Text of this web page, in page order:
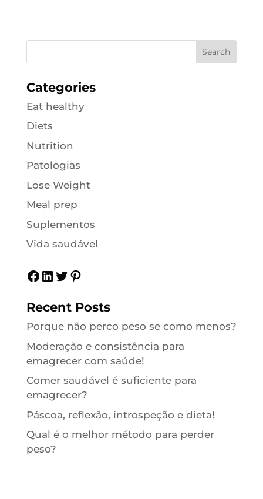
Categories
Eat healthy
Diets
Nutrition
Patologias
Lose Weight
Meal prep
Suplementos
Vida saudável
Facebook
LinkedIn
Twitter
Pinterest
Recent Posts
Porque não perco peso se como menos?
Moderação e consistência para
emagrecer com saúde!
Comer saudável é suficiente para
emagrecer?
Páscoa, reflexão, introspeção e dieta!
Qual é o melhor método para perder
peso?